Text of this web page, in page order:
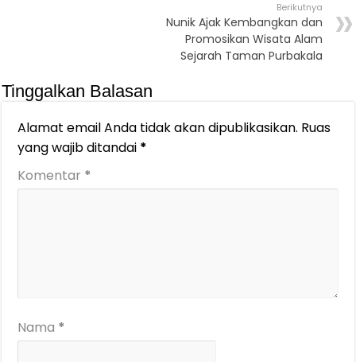
Berikutnya
Nunik Ajak Kembangkan dan
Promosikan Wisata Alam
Sejarah Taman Purbakala
Tinggalkan Balasan
Alamat email Anda tidak akan dipublikasikan. Ruas
yang wajib ditandai *
Komentar *
Nama *